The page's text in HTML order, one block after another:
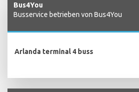
Bus4You
Busservice betrieben von Bus4You
Arlanda terminal 4 buss